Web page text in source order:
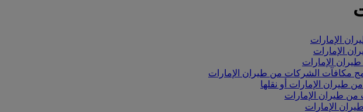
الإمارات
الإمارات
الإمارات
مكافآت الشركات من طيران الإمارات
طيران الإمارات أو نقلها
طيران الإمارات
الإمارات